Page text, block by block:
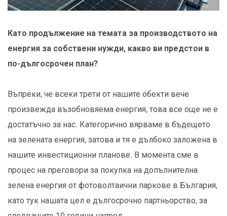
Като продължение на темата за производството на
енергия за собствени нужди, какво ви предстои в
по-дългосрочен план?
Въпреки, че всеки трети от нашите обекти вече
произвежда възобновяема енергия, това все още не е
достатъчно за нас. Категорично вярваме в бъдещето
на зелената енергия, затова и тя е дълбоко заложена в
нашите инвестиционни планове. В момента сме в
процес на преговори за покупка на допълнителна
зелена енергия от фотоволтаични паркове в България,
като тук нашата цел е дългосрочно партньорство, за